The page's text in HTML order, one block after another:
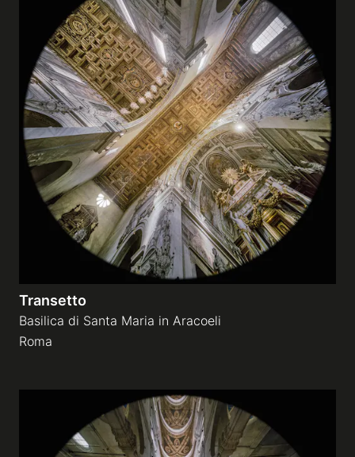
Transetto
Basilica di Santa Maria in Aracoeli
Roma